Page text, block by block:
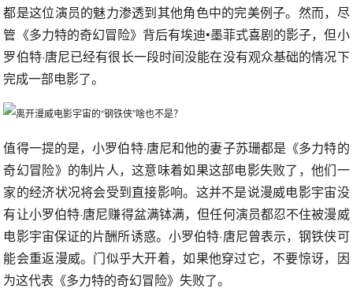
都是这位演员的魅力渗透到其他角色中的完美例子。然而，尽
管《多力特的奇幻冒险》背后有埃迪•墨菲式喜剧的影子，但小
罗伯特·唐尼已经有很长一段时间没能在没有观众基础的情况下
完成一部电影了。
值得一提的是，小罗伯特·唐尼和他的妻子苏珊都是《多力特的
奇幻冒险》的制片人，这意味着如果这部电影失败了，他们一
家的经济状况将会受到直接影响。这并不是说漫威电影宇宙没
有让小罗伯特·唐尼赚得盆满钵满，但任何演员都忍不住被漫威
电影宇宙保证的片酬所诱惑。小罗伯特·唐尼曾表示，钢铁侠可
能会重返漫威。门似乎大开着，如果他穿过它，不要惊讶，因
为这代表《多力特的奇幻冒险》失败了。